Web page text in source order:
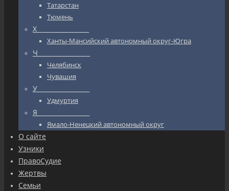
Татарстан
Тюмень
Х_________________
Ханты-Мансийский автономный округ-Югра
Ч_________________
Челябинск
Чувашия
У_________________
Удмуртия
Я_________________
Ямало-Ненецкий автономный округ
О сайте
Узники
ПравоСудие
Жертвы
Семьи